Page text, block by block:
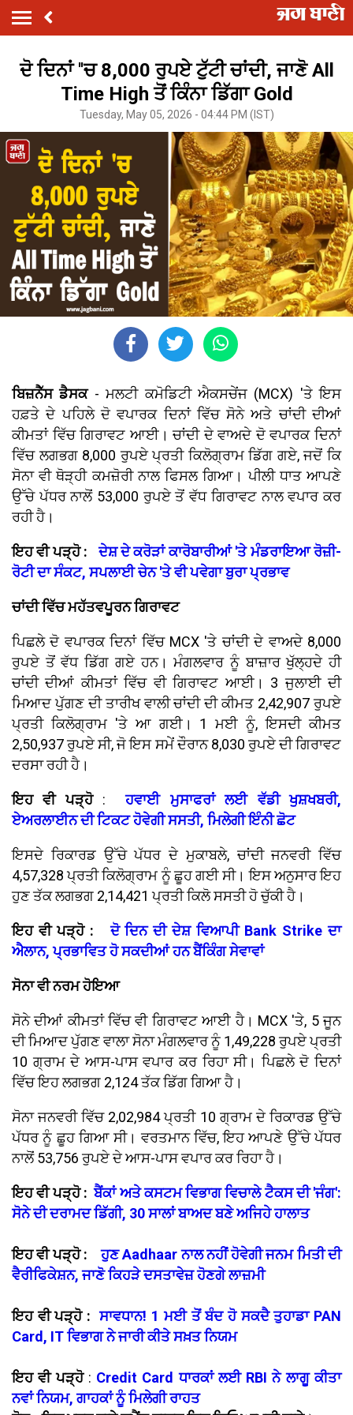
ਦੋ ਦਿਨਾਂ ''ਚ 8,000 ਰੁਪਏ ਟੁੱਟੀ ਚਾਂਦੀ, ਜਾਣੋ All
Time High ਤੋਂ ਕਿੰਨਾ ਡਿੱਗਾ Gold
Tuesday, May 05, 2026 - 04:44 PM (IST)
ਬਿਜ਼ਨੈੱਸ ਡੈਸਕ- ਮਲਟੀ ਕਮੋਡਿਟੀ ਐਕਸਚੇਂਜ (MCX) 'ਤੇ ਇਸ
ਹਫ਼ਤੇ ਦੇ ਪਹਿਲੇ ਦੋ ਵਪਾਰਕ ਦਿਨਾਂ ਵਿੱਚ ਸੋਨੇ ਅਤੇ ਚਾਂਦੀ ਦੀਆਂ
ਕੀਮਤਾਂ ਵਿੱਚ ਗਿਰਾਵਟ ਆਈ। ਚਾਂਦੀ ਦੇ ਵਾਅਦੇ ਦੋ ਵਪਾਰਕ ਦਿਨਾਂ
ਵਿੱਚ ਲਗਭਗ 8,000 ਰੁਪਏ ਪ੍ਰਤੀ ਕਿਲੋਗ੍ਰਾਮ ਡਿੱਗ ਗਏ, ਜਦੋਂ ਕਿ
ਸੋਨਾ ਵੀ ਥੋੜ੍ਹੀ ਕਮਜ਼ੋਰੀ ਨਾਲ ਫਿਸਲ ਗਿਆ। ਪੀਲੀ ਧਾਤ ਆਪਣੇ
ਉੱਚੇ ਪੱਧਰ ਨਾਲੋਂ 53,000 ਰੁਪਏ ਤੋਂ ਵੱਧ ਗਿਰਾਵਟ ਨਾਲ ਵਪਾਰ ਕਰ
ਰਹੀ ਹੈ।
ਇਹ ਵੀ ਪੜ੍ਹੋ :ਦੇਸ਼ ਦੇ ਕਰੋੜਾਂ ਕਾਰੋਬਾਰੀਆਂ 'ਤੇ ਮੰਡਰਾਇਆ ਰੋਜ਼ੀ-
ਰੋਟੀ ਦਾ ਸੰਕਟ, ਸਪਲਾਈ ਚੇਨ 'ਤੇ ਵੀ ਪਵੇਗਾ ਬੁਰਾ ਪ੍ਰਭਾਵ
ਚਾਂਦੀ ਵਿੱਚ ਮਹੱਤਵਪੂਰਨ ਗਿਰਾਵਟ
ਪਿਛਲੇ ਦੋ ਵਪਾਰਕ ਦਿਨਾਂ ਵਿੱਚ MCX 'ਤੇ ਚਾਂਦੀ ਦੇ ਵਾਅਦੇ 8,000
ਰੁਪਏ ਤੋਂ ਵੱਧ ਡਿੱਗ ਗਏ ਹਨ। ਮੰਗਲਵਾਰ ਨੂੰ ਬਾਜ਼ਾਰ ਖੁੱਲ੍ਹਦੇ ਹੀ
ਚਾਂਦੀ ਦੀਆਂ ਕੀਮਤਾਂ ਵਿੱਚ ਵੀ ਗਿਰਾਵਟ ਆਈ। 3 ਜੁਲਾਈ ਦੀ
ਮਿਆਦ ਪੁੱਗਣ ਦੀ ਤਾਰੀਖ ਵਾਲੀ ਚਾਂਦੀ ਦੀ ਕੀਮਤ 2,42,907 ਰੁਪਏ
ਪ੍ਰਤੀ ਕਿਲੋਗ੍ਰਾਮ 'ਤੇ ਆ ਗਈ। 1 ਮਈ ਨੂੰ, ਇਸਦੀ ਕੀਮਤ
2,50,937 ਰੁਪਏ ਸੀ, ਜੋ ਇਸ ਸਮੇਂ ਦੌਰਾਨ 8,030 ਰੁਪਏ ਦੀ ਗਿਰਾਵਟ
ਦਰਸਾ ਰਹੀ ਹੈ।
ਇਹ ਵੀ ਪੜ੍ਹੋ:ਹਵਾਈ ਮੁਸਾਫਰਾਂ ਲਈ ਵੱਡੀ ਖੁਸ਼ਖਬਰੀ,
ਏਅਰਲਾਈਨ ਦੀ ਟਿਕਟ ਹੋਵੇਗੀ ਸਸਤੀ, ਮਿਲੇਗੀ ਇੰਨੀ ਛੋਟ
ਇਸਦੇ ਰਿਕਾਰਡ ਉੱਚੇ ਪੱਧਰ ਦੇ ਮੁਕਾਬਲੇ, ਚਾਂਦੀ ਜਨਵਰੀ ਵਿੱਚ
4,57,328 ਪ੍ਰਤੀ ਕਿਲੋਗ੍ਰਾਮ ਨੂੰ ਛੂਹ ਗਈ ਸੀ। ਇਸ ਅਨੁਸਾਰ ਇਹ
ਹੁਣ ਤੱਕ ਲਗਭਗ 2,14,421 ਪ੍ਰਤੀ ਕਿਲੋ ਸਸਤੀ ਹੋ ਚੁੱਕੀ ਹੈ।
ਇਹ ਵੀ ਪੜ੍ਹੋ :
ਦੋ ਦਿਨ ਦੀ ਦੇਸ਼ ਵਿਆਪੀ Bank Strike ਦਾ
ਐਲਾਨ, ਪ੍ਰਭਾਵਿਤ ਹੋ ਸਕਦੀਆਂ ਹਨ ਬੈਂਕਿੰਗ ਸੇਵਾਵਾਂ
ਸੋਨਾ ਵੀ ਨਰਮ ਹੋਇਆ
ਸੋਨੇ ਦੀਆਂ ਕੀਮਤਾਂ ਵਿੱਚ ਵੀ ਗਿਰਾਵਟ ਆਈ ਹੈ। MCX 'ਤੇ, 5 ਜੂਨ
ਦੀ ਮਿਆਦ ਪੁੱਗਣ ਵਾਲਾ ਸੋਨਾ ਮੰਗਲਵਾਰ ਨੂੰ 1,49,228 ਰੁਪਏ ਪ੍ਰਤੀ
10 ਗ੍ਰਾਮ ਦੇ ਆਸ-ਪਾਸ ਵਪਾਰ ਕਰ ਰਿਹਾ ਸੀ। ਪਿਛਲੇ ਦੋ ਦਿਨਾਂ
ਵਿੱਚ ਇਹ ਲਗਭਗ 2,124 ਤੱਕ ਡਿੱਗ ਗਿਆ ਹੈ।
ਸੋਨਾ ਜਨਵਰੀ ਵਿੱਚ 2,02,984 ਪ੍ਰਤੀ 10 ਗ੍ਰਾਮ ਦੇ ਰਿਕਾਰਡ ਉੱਚੇ
ਪੱਧਰ ਨੂੰ ਛੂਹ ਗਿਆ ਸੀ। ਵਰਤਮਾਨ ਵਿੱਚ, ਇਹ ਆਪਣੇ ਉੱਚੇ ਪੱਧਰ
ਨਾਲੋਂ 53,756 ਰੁਪਏ ਦੇ ਆਸ-ਪਾਸ ਵਪਾਰ ਕਰ ਰਿਹਾ ਹੈ।
ਇਹ ਵੀ ਪੜ੍ਹੋ : ਬੈਂਕਾਂ ਅਤੇ ਕਸਟਮ ਵਿਭਾਗ ਵਿਚਾਲੇ ਟੈਕਸ ਦੀ 'ਜੰਗ':
ਸੋਨੇ ਦੀ ਦਰਾਮਦ ਡਿੱਗੀ, 30 ਸਾਲਾਂ ਬਾਅਦ ਬਣੇ ਅਜਿਹੇ ਹਾਲਾਤ
ਇਹ ਵੀ ਪੜ੍ਹੋ :
ਹੁਣ Aadhaar ਨਾਲ ਨਹੀਂ ਹੋਵੇਗੀ ਜਨਮ ਮਿਤੀ ਦੀ
ਵੈਰੀਫਿਕੇਸ਼ਨ, ਜਾਣੋ ਕਿਹੜੇ ਦਸਤਾਵੇਜ਼ ਹੋਣਗੇ ਲਾਜ਼ਮੀ
ਇਹ ਵੀ ਪੜ੍ਹੋ :ਸਾਵਧਾਨ! 1 ਮਈ ਤੋਂ ਬੰਦ ਹੋ ਸਕਦੈ ਤੁਹਾਡਾ PAN
Card, IT ਵਿਭਾਗ ਨੇ ਜਾਰੀ ਕੀਤੇ ਸਖ਼ਤ ਨਿਯਮ
ਇਹ ਵੀ ਪੜ੍ਹੋ: Credit Card ਧਾਰਕਾਂ ਲਈ RBI ਨੇ ਲਾਗੂ ਕੀਤਾ
ਨਵਾਂ ਨਿਯਮ, ਗਾਹਕਾਂ ਨੂੰ ਮਿਲੇਗੀ ਰਾਹਤ